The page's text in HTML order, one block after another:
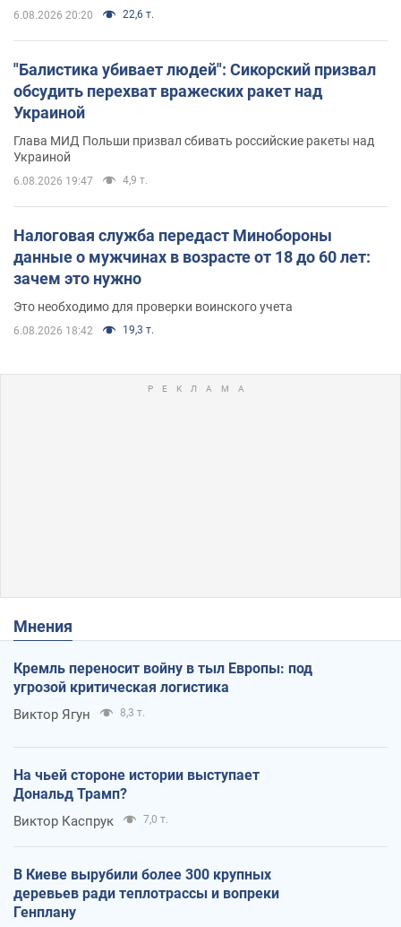
6.08.2026 20:20 22,6 т.
"Балистика убивает людей": Сикорский призвал
обсудить перехват вражеских ракет над
Украиной
Глава МИД Польши призвал сбивать российские ракеты над
Украиной
6.08.2026 19:47 4,9 т.
Налоговая служба передаст Минобороны
данные о мужчинах в возрасте от 18 до 60 лет:
зачем это нужно
Это необходимо для проверки воинского учета
6.08.2026 18:42 19,3 т.
Мнения
Кремль переносит войну в тыл Европы: под
угрозой критическая логистика
Виктор Ягун 8,3 т.
На чьей стороне истории выступает
Дональд Трамп?
Виктор Каспрук 7,0 т.
В Киеве вырубили более 300 крупных
деревьев ради теплотрассы и вопреки
Генплану